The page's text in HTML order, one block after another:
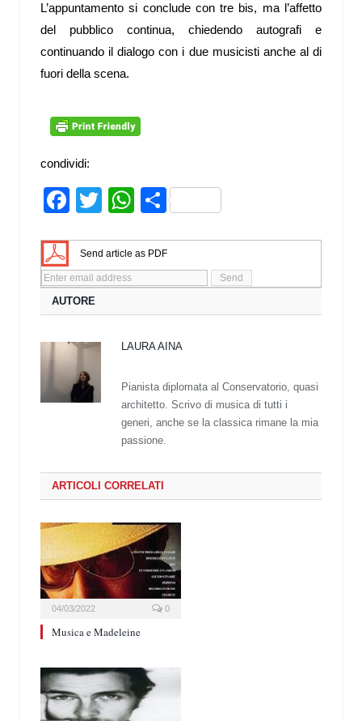
L’appuntamento si conclude con tre bis, ma l’affetto
del pubblico continua, chiedendo autografi e
continuando il dialogo con i due musicisti anche al di
fuori della scena.
condividi:
Facebook
TwitterWhatsApp
Share
Send article as PDF
AUTORE
LAURA AINA
Pianista diplomata al Conservatorio, quasi
architetto. Scrivo di musica di tutti i
generi, anche se la classica rimane la mia
passione.
ARTICOLI CORRELATI
04/03/2022 0
Musica e Madeleine